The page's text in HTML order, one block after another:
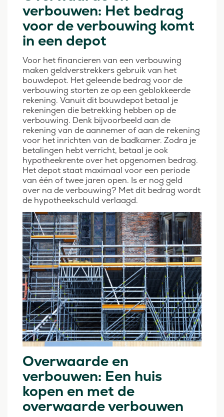
verbouwen: Het bedrag
voor de verbouwing komt
in een depot
Voor het financieren van een verbouwing
maken geldverstrekkers gebruik van het
bouwdepot. Het geleende bedrag voor de
verbouwing storten ze op een geblokkeerde
rekening. Vanuit dit bouwdepot betaal je
rekeningen die betrekking hebben op de
verbouwing. Denk bijvoorbeeld aan de
rekening van de aannemer of aan de rekening
voor het inrichten van de badkamer. Zodra je
betalingen hebt verricht, betaal je ook
hypotheekrente over het opgenomen bedrag.
Het depot staat maximaal voor een periode
van één of twee jaren open. Is er nog geld
over na de verbouwing? Met dit bedrag wordt
de hypotheekschuld verlaagd.
Overwaarde en
verbouwen: Een huis
kopen en met de
overwaarde verbouwen